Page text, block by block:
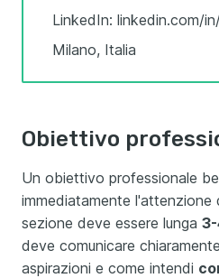
LinkedIn: linkedin.com/
Milano, Italia
Obiettivo
Un obiettivo professionale
immediatamente l'attenzione
sezione deve essere lunga
deve comunicare
aspirazioni e come intendi